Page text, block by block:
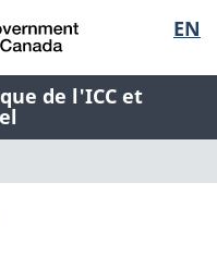
de
la
EN
de l'ICC et